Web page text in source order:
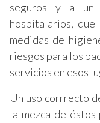
seguros y a un
hospitalarios, que
medidas de
riesgos para los
servicios en esos
Un uso corrrecto
la mezca de